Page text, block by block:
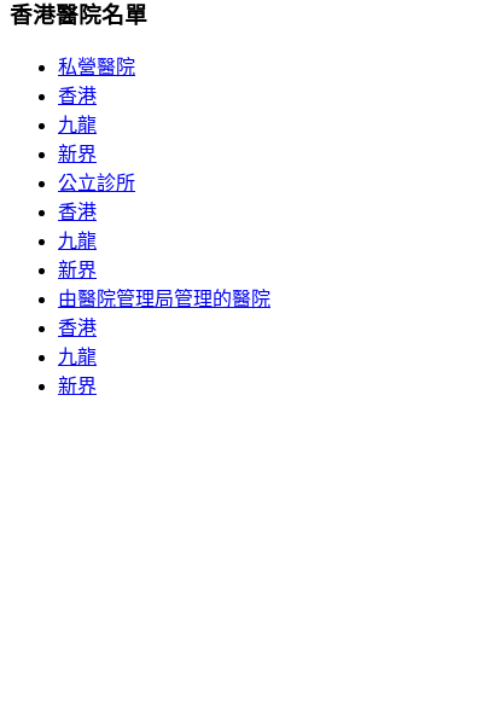
香港醫院名單
私營醫院
香港
九龍
新界
公立診所
香港
九龍
新界
由醫院管理局管理的醫院
香港
九龍
新界